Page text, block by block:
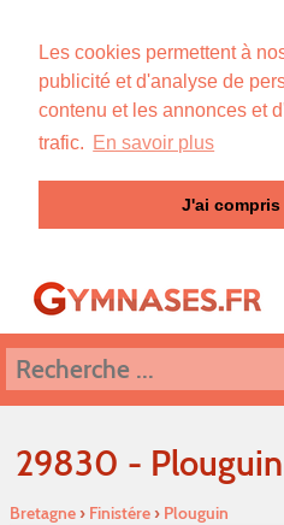
Les cookies permettent à
publicité et d'analyse de
contenu et les annonces et
trafic. En savoir plus
J'ai compris
29830 - Plouguin
Bretagne› Finistére› Plouguin